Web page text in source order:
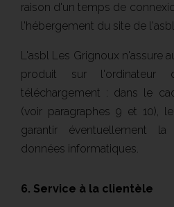
raison d'un temps de
l'hébergement du site de
L'asbl Les Grignoux n'assure
produit sur
téléchargement : dans le
(voir paragraphes 9 et 10),
garantir éventuellement
données informatiques.
6. Service à la clientèle